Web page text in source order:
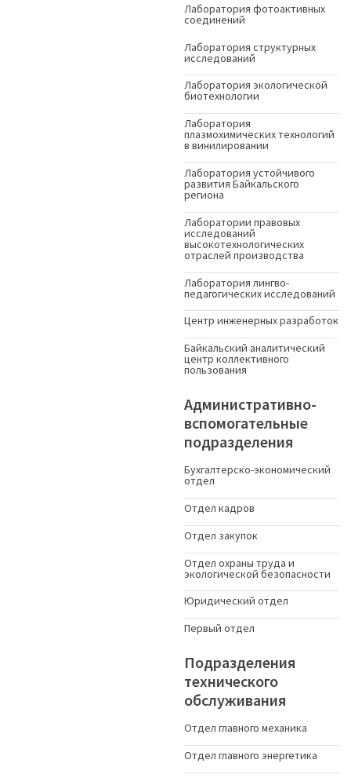
Лаборатория фотоактивных
соединений
Лаборатория структурных
исследований
Лаборатория экологической
биотехнологии
Лаборатория
плазмохимических технологий
в винилировании
Лаборатория устойчивого
развития Байкальского
региона
Лаборатории правовых
исследований
высокотехнологических
отраслей производства
Лаборатория лингво-
педагогических исследований
Центр инженерных разработок
Байкальский аналитический
центр коллективного
пользования
Административно-
вспомогательные
подразделения
Бухгалтерско-экономический
отдел
Отдел кадров
Отдел закупок
Отдел охраны труда и
экологической безопасности
Юридический отдел
Первый отдел
Подразделения
технического
обслуживания
Отдел главного механика
Отдел главного энергетика